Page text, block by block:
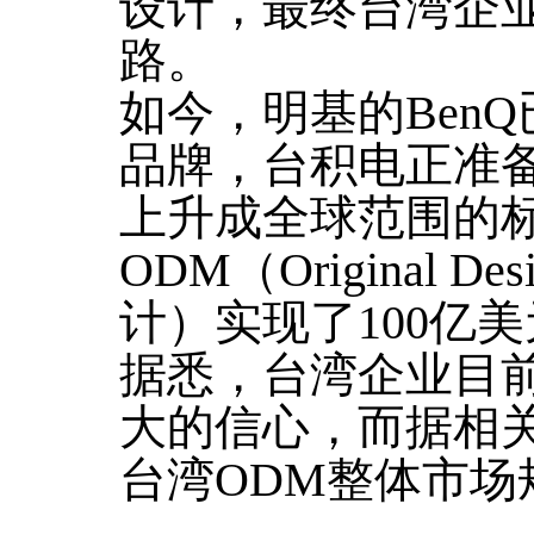
路。
如今，明基的
品牌，台积电正准
上升成全球范围的
ODM（Original
计）实现了100亿
据悉，台湾企业目
大的信心，而据相
台湾ODM整体市场